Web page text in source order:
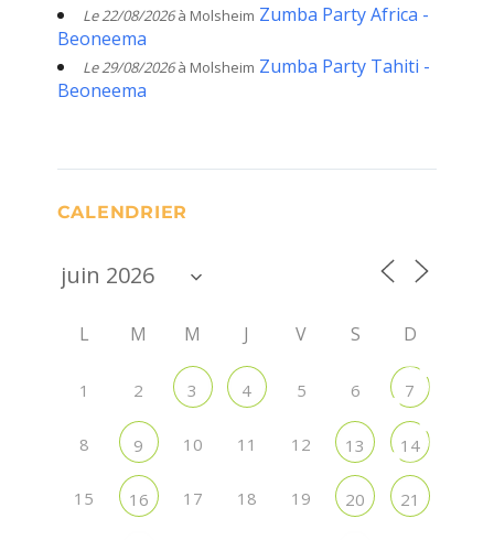
Le 22/08/2026à Molsheim Zumba Party Africa -
Beoneema
Le 29/08/2026à Molsheim Zumba Party Tahiti -
Beoneema
CALENDRIER
L M M J V S D
1 2 3 4 5 6 7
8 9 10 11 12 13 14
15 16 17 18 19 20 21